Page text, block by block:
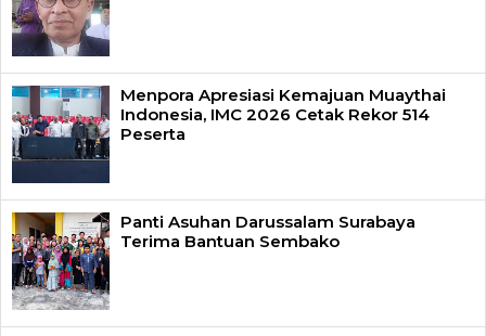
Menpora Apresiasi Kemajuan Muaythai
Indonesia, IMC 2026 Cetak Rekor 514
Peserta
Panti Asuhan Darussalam Surabaya
Terima Bantuan Sembako